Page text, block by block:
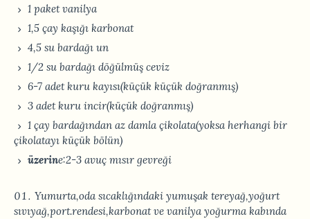
1 paket vanilya
1,5 çay kaşığı karbonat
4,5 su bardağı un
1/2 su bardağı döğülmüş ceviz
6-7 adet kuru kayısı(küçük küçük doğranmış)
3 adet kuru incir(küçük doğranmış)
1 çay bardağından az damla çikolata(yoksa herhangi bir
çikolatayı küçük bölün)
üzerine:2-3 avuç mısır gevreği
Yumurta,oda sıcaklığındaki yumuşak tereyağ,yoğurt
sıvıyağ,port.rendesi,karbonat ve vanilya yoğurma kabında